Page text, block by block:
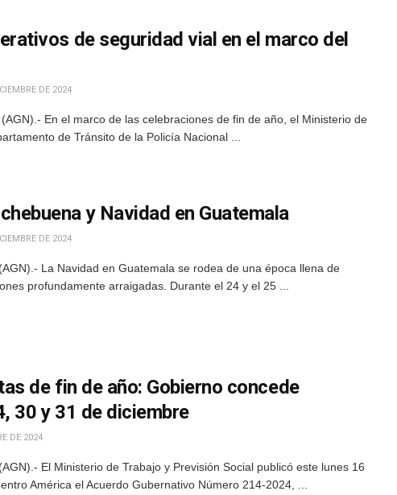
de seguridad vial en el marco del
DE 2024
En el marco de las celebraciones de fin de año, el Ministerio de
de Tránsito de la Policía Nacional ...
y Navidad en Guatemala
DE 2024
La Navidad en Guatemala se rodea de una época llena de
profundamente arraigadas. Durante el 24 y el 25 ...
de fin de año: Gobierno concede
30 y 31 de diciembre
DE 2024
El Ministerio de Trabajo y Previsión Social publicó este lunes 16
América el Acuerdo Gubernativo Número 214-2024, ...